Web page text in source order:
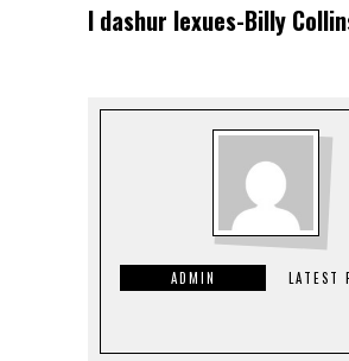
I dashur lexues-Billy
ADMIN LATEST